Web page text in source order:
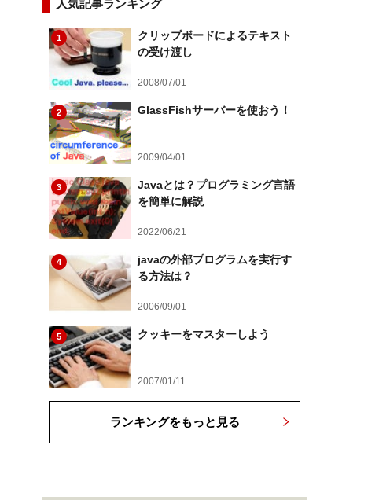
人気記事ランキング
1
クリップボードによるテキスト
の受け渡し
2008/07/01
2 GlassFishサーバーを使おう！
2009/04/01
3
Javaとは？プログラミング言語
を簡単に解説
2022/06/21
4
javaの外部プログラムを実行す
る方法は？
2006/09/01
5 クッキーをマスターしよう
2007/01/11
ランキングをもっと見る